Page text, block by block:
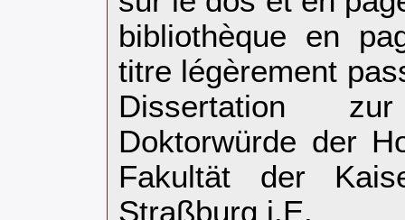
bibliothèque en
titre légèrement
Dissertation
Doktorwürde der
Fakultät der
Straßburg i.E.‎